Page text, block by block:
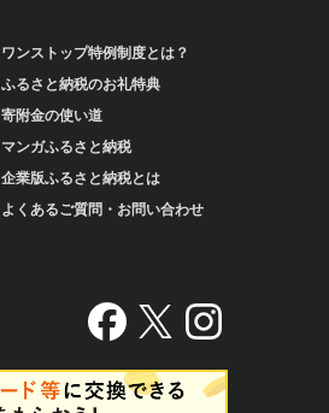
ワンストップ特例制度とは？
ふるさと納税のお礼特典
寄附金の使い道
マンガふるさと納税
企業版ふるさと納税とは
よくあるご質問・お問い合わせ